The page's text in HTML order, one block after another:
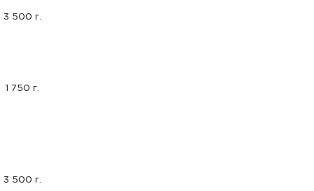
3 500 г.
1 750 г.
3 500 г.